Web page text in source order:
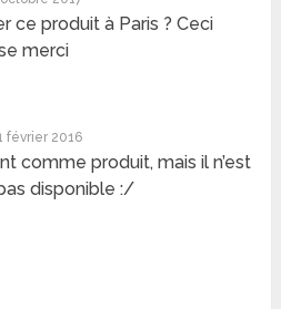
ce produit à Paris ? Ceci
merci
février 2016
comme produit, mais il n’est
disponible :/